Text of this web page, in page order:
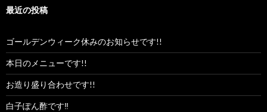
最近の投稿
ゴールデンウィーク休みのお知らせです!!
本日のメニューです!!
お造り盛り合わせです!!
白子ぽん酢です‼︎